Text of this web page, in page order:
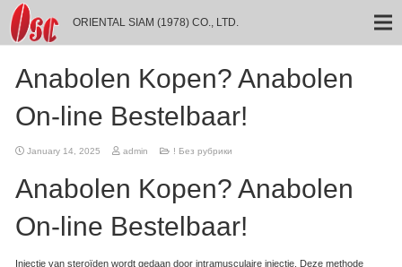
ORIENTAL SIAM (1978) CO., LTD.
Anabolen Kopen? Anabolen
On-line Bestelbaar!
January 14, 2025 admin ! Без рубрики
Anabolen Kopen? Anabolen
On-line Bestelbaar!
Injectie van steroïden wordt gedaan door intramusculaire injectie. Deze methode